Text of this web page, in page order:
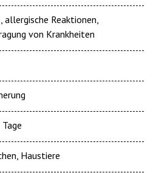
allergische Reaktionen,
von Krankheiten
Haustiere